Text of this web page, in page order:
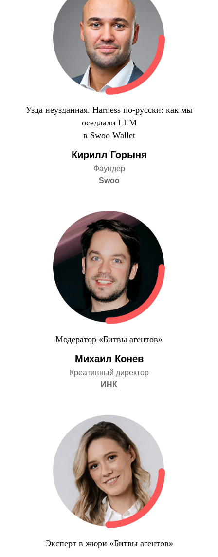
Узда неузданная. Harness по-русски: как мы
оседлали LLM
в Swoo Wallet
Кирилл Горыня
Фаундер
Swoo
Модератор «Битвы агентов»
Михаил Конев
Креативный директор
ИНК
Эксперт в жюри «Битвы агентов»